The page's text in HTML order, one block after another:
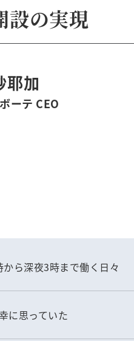
設の実現
耶加
ーテ CEO
ら深夜3時まで働く日々
に思っていた